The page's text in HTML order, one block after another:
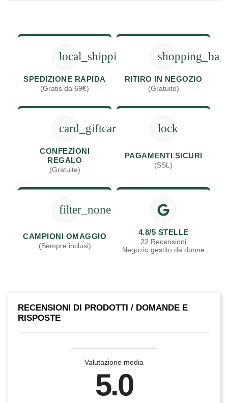
local_shipping
SPEDIZIONE RAPIDA
(Gratis da 69€)
shopping_bag
RITIRO IN NEGOZIO
(Gratuito)
card_giftcard
CONFEZIONI
REGALO
(Gratuite)
lock
PAGAMENTI SICURI
(SSL)
filter_none
CAMPIONI OMAGGIO
(Sempre inclusi)
4.8/5 STELLE
22 Recensioni
Negozio gestito da donne
RECENSIONI DI PRODOTTI / DOMANDE E
RISPOSTE
Valutazione media
5.0